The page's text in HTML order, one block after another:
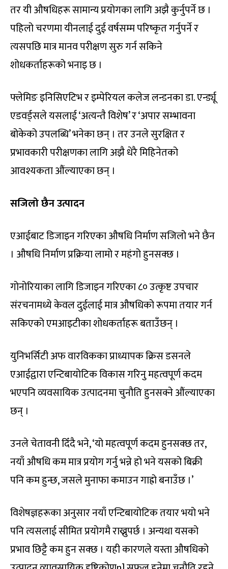
तर यी औषधिहरू सामान्य प्रयोगका लागि अझै कुर्नुपर्ने छ ।
पहिलो चरणमा यीनलाई दुई वर्षसम्म परिष्कृत गर्नुपर्ने र
त्यसपछि मात्र मानव परीक्षण सुरु गर्न सकिने
शोधकर्ताहरूको भनाइ छ ।
फ्लेमिङ इनिसिएटिभ र इम्पेरियल कलेज लन्डनका डा. एर्न्ड्यू
एडवर्ड्सले यसलाई ‘अत्यन्तै विशेष’ र ‘अपार सम्भावना
बोकेको उपलब्धि’ भनेका छन् । तर उनले सुरक्षित र
प्रभावकारी परीक्षणका लागि अझै धेरै मिहिनेतको
आवश्यकता औंल्याएका छन् ।
सजिलो छैन उत्पादन
एआईबाट डिजाइन गरिएका औषधि निर्माण सजिलो भने छैन
। औषधि निर्माण प्रक्रिया लामो र महंगो हुनसक्छ ।
गोनोरियाका लागि डिजाइन गरिएका ८० उत्कृष्ट उपचार
संरचनामध्ये केवल दुईलाई मात्र औषधिको रूपमा तयार गर्न
सकिएको एमआइटीका शोधकर्ताहरू बताउँछन् ।
युनिभर्सिटी अफ वारविकका प्राध्यापक क्रिस डसनले
एआईद्वारा एन्टिबायोटिक विकास गरिनु महत्वपूर्ण कदम
भएपनि व्यवसायिक उत्पादनमा चुनौति हुनसक्ने औंल्याएका
छन् ।
उनले चेतावनी दिँदै भने, ‘यो महत्वपूर्ण कदम हुनसक्छ तर,
नयाँ औषधि कम मात्र प्रयोग गर्नु भन्ने हो भने यसको बिक्री
पनि कम हुन्छ, जसले मुनाफा कमाउन गाह्रो बनाउँछ ।’
विशेषज्ञहरूका अनुसार नयाँ एन्टिबायोटिक तयार भयो भने
पनि त्यसलाई सीमित प्रयोगमै राख्नुपर्छ । अन्यथा यसको
प्रभाव छिट्टै कम हुन सक्छ । यही कारणले यस्ता औषधिको